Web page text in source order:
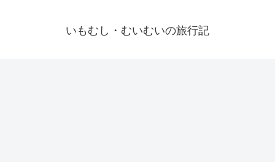
いもむし・むいむいの旅行記